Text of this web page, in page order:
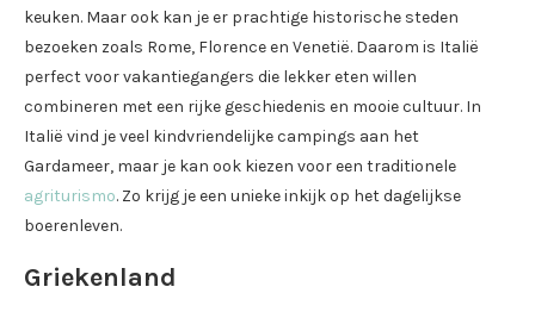
keuken. Maar ook kan je er prachtige historische steden
bezoeken zoals Rome, Florence en Venetië. Daarom is Italië
perfect voor vakantiegangers die lekker eten willen
combineren met een rijke geschiedenis en mooie cultuur. In
Italië vind je veel kindvriendelijke campings aan het
Gardameer, maar je kan ook kiezen voor een traditionele
agriturismo. Zo krijg je een unieke inkijk op het dagelijkse
boerenleven.
Griekenland